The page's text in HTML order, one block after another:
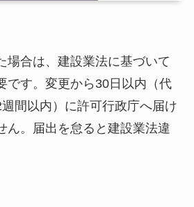
場合は、建設業法に基づいて
です。変更から30日以内（代
間以内）に許可行政庁へ届け
ん。届出を怠ると建設業法違